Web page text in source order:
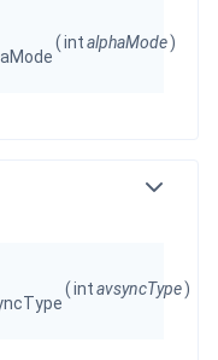
(intalphaMode)
(intavsyncType)